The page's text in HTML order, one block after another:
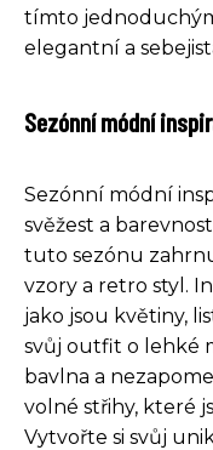
tímto
elegantní a
Sezónní módní
Sezónní módní
svěžest a
tuto sezónu
vzory a retro styl.
jako jsou květiny,
svůj outfit o lehké
bavlna a
volné střihy, které
Vytvořte si svůj